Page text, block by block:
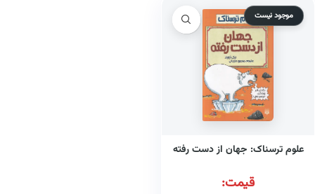
موجود نیست
علوم ترسناک: جهان از دست رفته
قیمت: